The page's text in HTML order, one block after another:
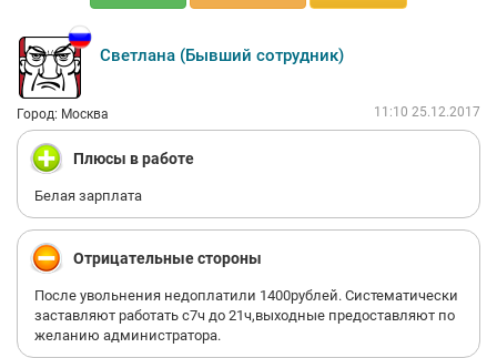
Светлана (Бывший сотрудник)
Город: Москва 11:10 25.12.2017
Плюсы в работе
Белая зарплата
Отрицательные стороны
После увольнения недоплатили 1400рублей. Систематически
заставляют работать с7ч до 21ч,выходные предоставляют по
желанию администратора.